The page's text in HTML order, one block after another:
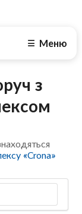
☰ Меню
з
«Crona»